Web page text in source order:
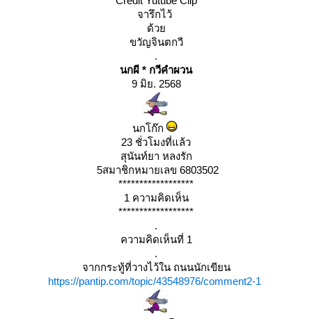
จารึกไว้
ด้ว
ขวัญจินตกวี
.
นกผี * กวีคำผวน
9 มิย. 2568
นกโก๊ก
23 ชั่วโมงที่แล้ว
สุนันท์ยา หลงรัก
5สมาชิกหมายเลข 6803502
******************
1 ความคิดเห็น
******************
.
ความคิดเห็นที่ 1
.
จากกระทู้ที่วางไว้ใน ถนนนักเขียน
https://pantip.com/topic/43548976/comment2-1